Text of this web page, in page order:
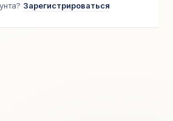
Зарегистрироваться